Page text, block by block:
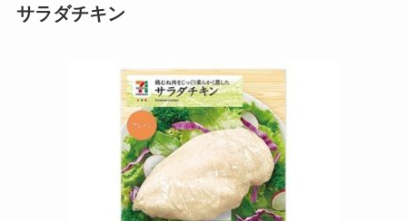
サラダチキン